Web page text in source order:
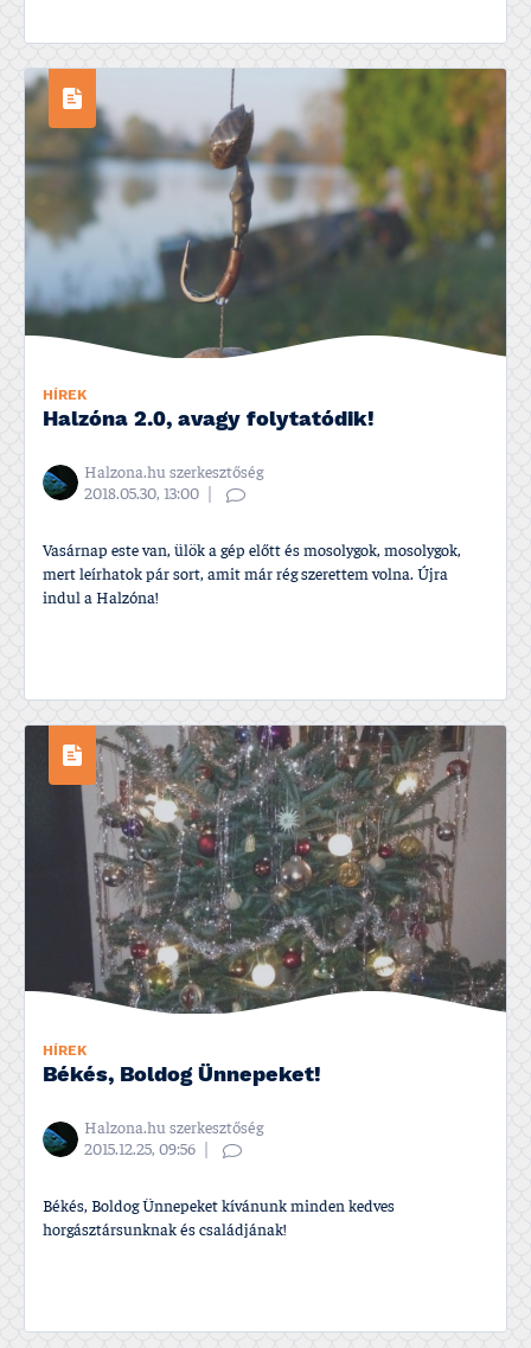
HÍREK
Halzóna 2.0, avagy folytatódik!
Halzona.hu szerkesztőség
2018.05.30, 13:00
Vasárnap este van, ülök a gép előtt és mosolygok, mosolygok,
mert leí­rhatok pár sort, amit már rég szerettem volna. Újra
indul a Halzóna!
HÍREK
Békés, Boldog Ünnepeket!
Halzona.hu szerkesztőség
2015.12.25, 09:56
Békés, Boldog Ünnepeket kí­vánunk minden kedves
horgásztársunknak és családjának!